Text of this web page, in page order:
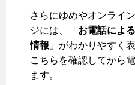
さらにゆめやオンライ
ジには、「 お電話によ
情報 」がわかりやすく
こちらを確認してから
ます。